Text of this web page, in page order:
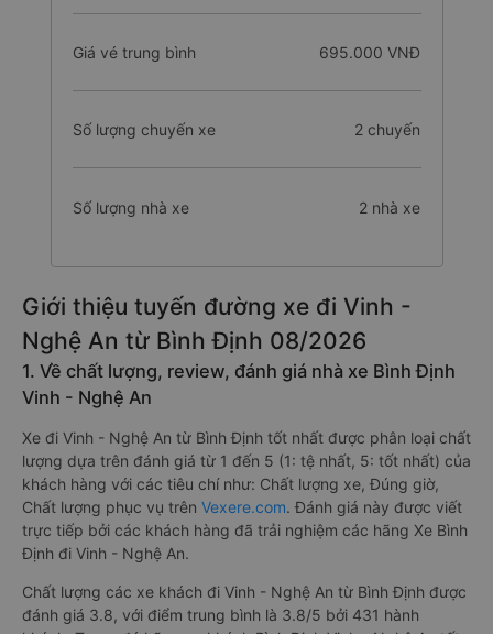
Giá vé trung bình 695.000 VNĐ
Số lượng chuyến xe 2 chuyến
Số lượng nhà xe 2 nhà xe
Giới thiệu tuyến đường xe đi Vinh -
Nghệ An từ Bình Định 08/2026
1. Về chất lượng, review, đánh giá nhà xe Bình Định
Vinh - Nghệ An
Xe đi Vinh - Nghệ An từ Bình Định tốt nhất được phân loại chất
lượng dựa trên đánh giá từ 1 đến 5 (1: tệ nhất, 5: tốt nhất) của
khách hàng với các tiêu chí như: Chất lượng xe, Đúng giờ,
Chất lượng phục vụ trên Vexere.com. Đánh giá này được viết
trực tiếp bởi các khách hàng đã trải nghiệm các hãng Xe Bình
Định đi Vinh - Nghệ An.
Chất lượng các xe khách đi Vinh - Nghệ An từ Bình Định được
đánh giá 3.8, với điểm trung bình là 3.8/5 bởi 431 hành